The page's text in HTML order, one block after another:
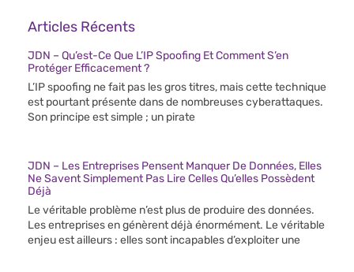
Articles Récents
JDN – Qu’est-Ce Que L’IP Spoofing Et Comment S’en
Protéger Efficacement ?
L’IP spoofing ne fait pas les gros titres, mais cette technique
est pourtant présente dans de nombreuses cyberattaques.
Son principe est simple ; un pirate
JDN – Les Entreprises Pensent Manquer De Données, Elles
Ne Savent Simplement Pas Lire Celles Qu’elles Possèdent
Déjà
Le véritable problème n’est plus de produire des données.
Les entreprises en génèrent déjà énormément. Le véritable
enjeu est ailleurs : elles sont incapables d’exploiter une